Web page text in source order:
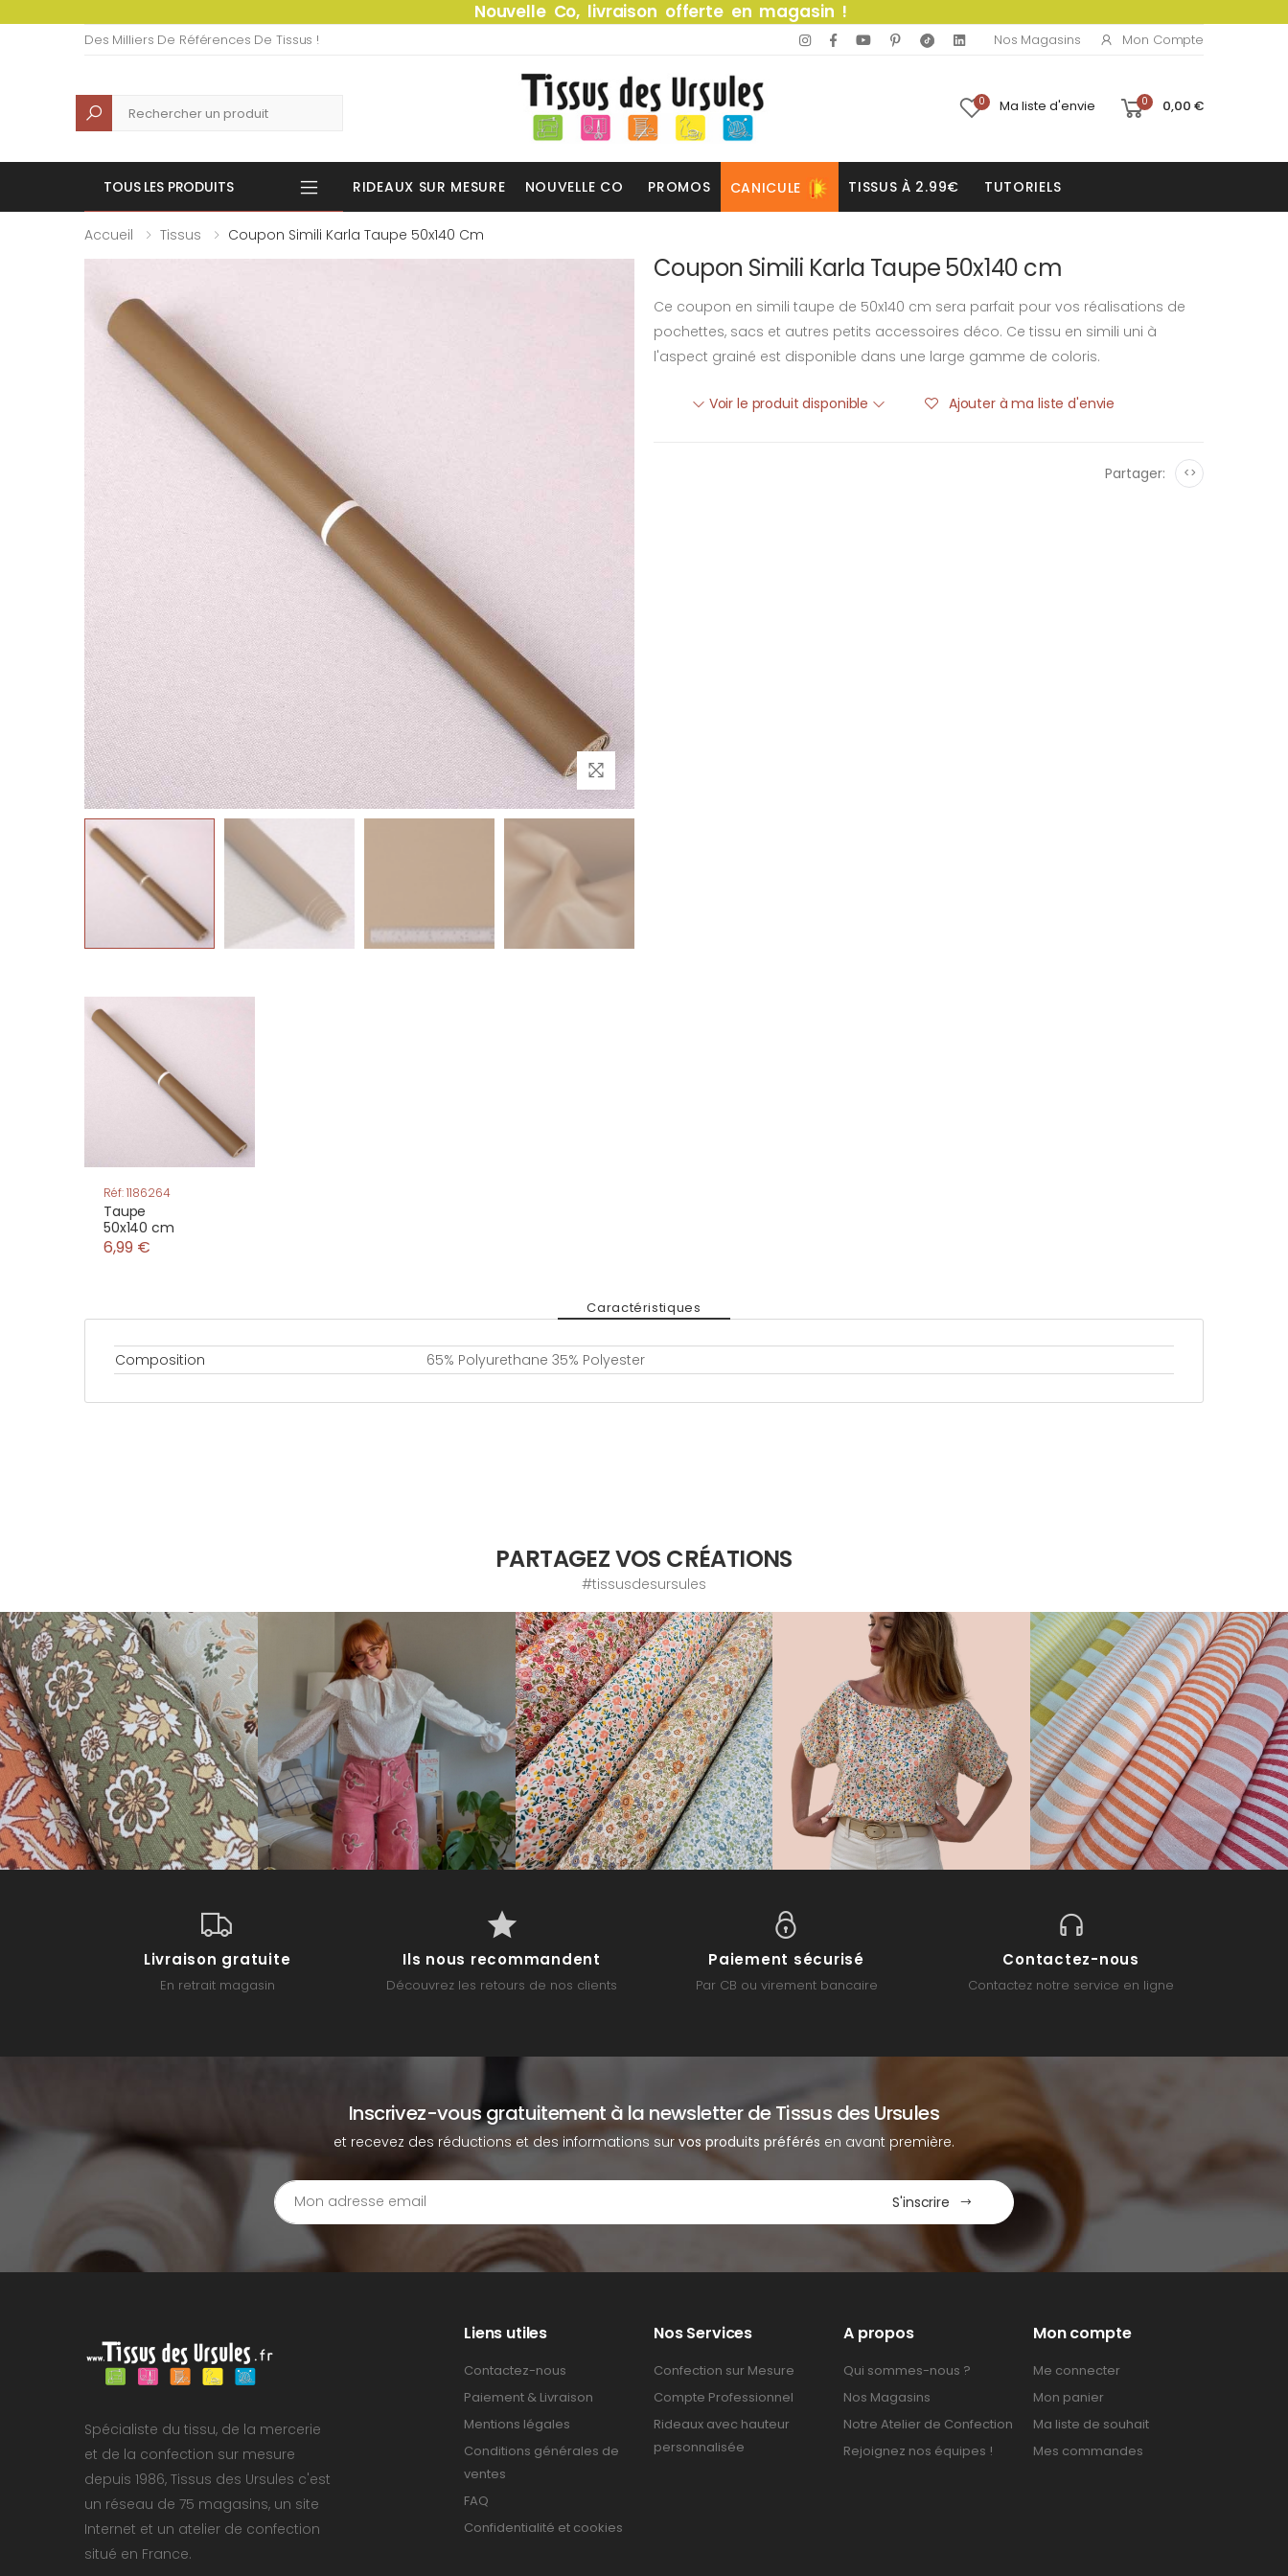
Nouvelle Co, livraison offerte en magasin !
Des Milliers De Références De Tissus ! Nos Magasins Mon Compte
Recherche 0 Ma liste d'envie 0 0,00 €
TOUS LES PRODUITS RIDEAUX SUR MESURE NOUVELLE CO PROMOS CANICULE TISSUS À 2.99€ TUTORIELS
Accueil Tissus Coupon Simili Karla Taupe 50x140 Cm
Coupon Simili Karla Taupe 50x140 cm
Ce coupon en simili taupe de 50x140 cm sera parfait pour vos réalisations de
pochettes, sacs et autres petits accessoires déco. Ce tissu en simili uni à
l'aspect grainé est disponible dans une large gamme de coloris.
Voir le produit disponible Ajouter à ma liste d'envie
Partager: <>
Réf: 1186264
Taupe
50x140 cm
6,99 €
Caractéristiques
Composition 65% Polyurethane 35% Polyester
PARTAGEZ VOS CRÉATIONS
#tissusdesursules
Livraison gratuite
En retrait magasin
Ils nous recommandent
Découvrez les retours de nos clients
Paiement sécurisé
Par CB ou virement bancaire
Contactez-nous
Contactez notre service en ligne
Inscrivez-vous gratuitement à la newsletter de Tissus des Ursules
et recevez des réductions et des informations survos produits préférés en avant première.
S'inscrire
Spécialiste du tissu, de la mercerie
et de la confection sur mesure
depuis 1986, Tissus des Ursules c'est
un réseau de 75 magasins, un site
Internet et un atelier de confection
situé en France.
Liens utiles
Contactez-nous
Paiement & Livraison
Mentions légales
Conditions générales de
ventes
FAQ
Confidentialité et cookies
Nos Services
Confection sur Mesure
Compte Professionnel
Rideaux avec hauteur
personnalisée
A propos
Qui sommes-nous ?
Nos Magasins
Notre Atelier de Confection
Rejoignez nos équipes !
Mon compte
Me connecter
Mon panier
Ma liste de souhait
Mes commandes